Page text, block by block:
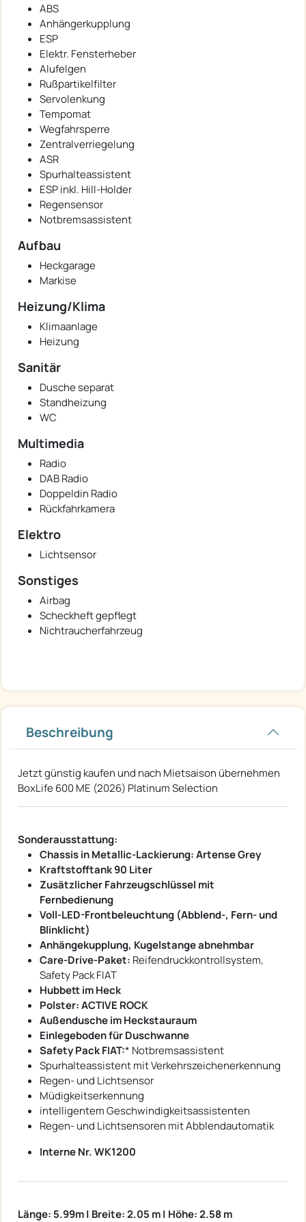
ABS
Anhängerkupplung
ESP
Elektr. Fensterheber
Alufelgen
Rußpartikelfilter
Servolenkung
Tempomat
Wegfahrsperre
Zentralverriegelung
ASR
Spurhalteassistent
ESP inkl. Hill-Holder
Regensensor
Notbremsassistent
Aufbau
Heckgarage
Markise
Heizung/Klima
Klimaanlage
Heizung
Sanitär
Dusche separat
Standheizung
WC
Multimedia
Radio
DAB Radio
Doppeldin Radio
Rückfahrkamera
Elektro
Lichtsensor
Sonstiges
Airbag
Scheckheft gepflegt
Nichtraucherfahrzeug
Beschreibung
Jetzt günstig kaufen und nach Mietsaison übernehmen
BoxLife 600 ME (2026) Platinum Selection
Sonderausstattung:
Chassis in Metallic-Lackierung: Artense Grey
Kraftstofftank 90 Liter
Zusätzlicher Fahrzeugschlüssel mit
Fernbedienung
Voll-LED-Frontbeleuchtung (Abblend-, Fern- und
Blinklicht)
Anhängekupplung, Kugelstange abnehmbar
Care-Drive-Paket: Reifendruckkontrollsystem,
Safety Pack FIAT
Hubbett im Heck
Polster: ACTIVE ROCK
Außendusche im Heckstauraum
Einlegeboden für Duschwanne
Safety Pack FIAT:* Notbremsassistent
Spurhalteassistent mit Verkehrszeichenerkennung
Regen- und Lichtsensor
Müdigkeitserkennung
intelligentem Geschwindigkeitsassistenten
Regen- und Lichtsensoren mit Abblendautomatik
Interne Nr. WK1200
Länge: 5.99m | Breite:2.05 m | Höhe:2.58 m